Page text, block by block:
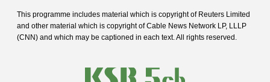
This programme includes material which is copyright of Reuters Limited
and other material which is copyright of Cable News Network LP, LLLP
(CNN) and which may be captioned in each text. All rights reserved.